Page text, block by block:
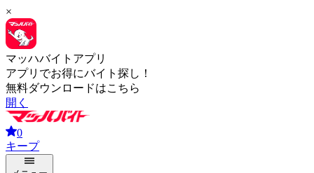
×
マッハバイトアプリ
アプリでお得にバイト探し！
無料ダウンロードはこちら
開く
0
キープ